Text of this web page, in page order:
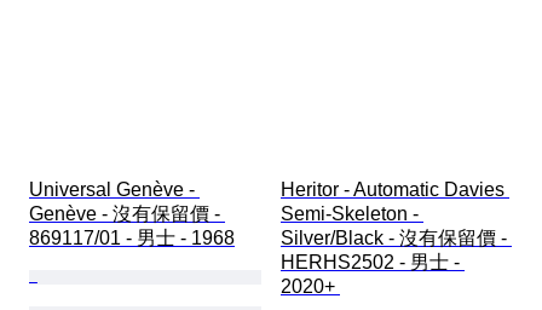
Universal Genève -
Genève - 沒有保留價 -
869117/01 - 男士 - 1968
Heritor - Automatic Davies
Semi-Skeleton -
Silver/Black - 沒有保留價 -
HERHS2502 - 男士 -
2020+